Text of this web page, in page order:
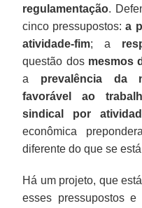
regulamentação.
cinco pressupostos: a
atividade-fim; a
questão dos mesmos
a prevalência da
favorável ao
sindical por
econômica
diferente do que se
Há um projeto, que
esses pressupostos